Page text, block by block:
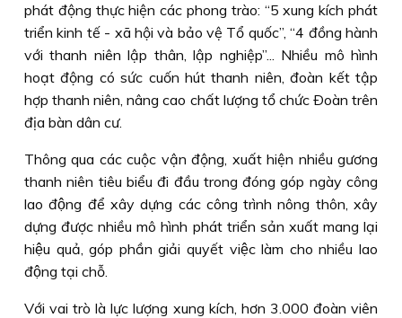
phát động thực hiện các phong trào: “5 xung kích phát
triển kinh tế - xã hội và bảo vệ Tổ quốc”, “4 đồng hành
với thanh niên lập thân, lập nghiệp”... Nhiều mô hình
hoạt động có sức cuốn hút thanh niên, đoàn kết tập
hợp thanh niên, nâng cao chất lượng tổ chức Ðoàn trên
địa bàn dân cư.
Thông qua các cuộc vận động, xuất hiện nhiều gương
thanh niên tiêu biểu đi đầu trong đóng góp ngày công
lao động để xây dựng các công trình nông thôn, xây
dựng được nhiều mô hình phát triển sản xuất mang lại
hiệu quả, góp phần giải quyết việc làm cho nhiều lao
động tại chỗ.
Với vai trò là lực lượng xung kích, hơn 3.000 đoàn viên